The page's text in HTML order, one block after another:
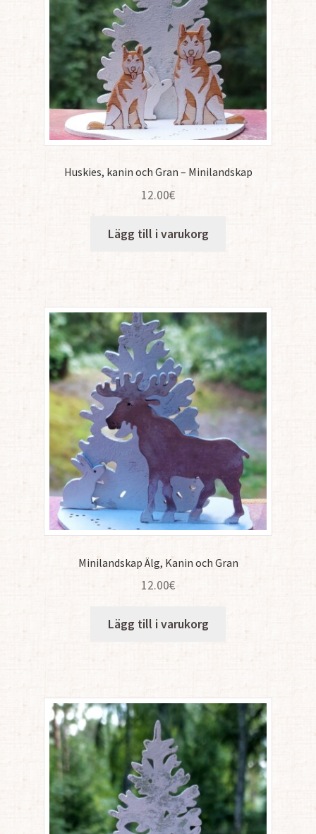
Huskies, kanin och Gran – Minilandskap
12.00€
Lägg till i varukorg
Minilandskap Älg, Kanin och Gran
12.00€
Lägg till i varukorg